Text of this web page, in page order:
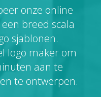
onze online
breed scala
sjablonen.
logo maker om
aan te
te ontwerpen.